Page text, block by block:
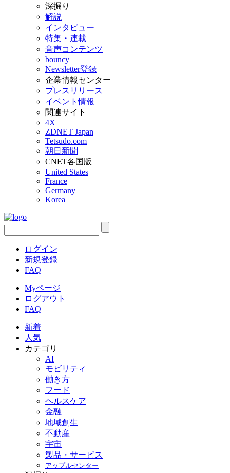
深掘り
解説
インタビュー
特集・連載
音声コンテンツ
bouncy
Newsletter登録
企業情報センター
プレスリリース
イベント情報
関連サイト
4X
ZDNET Japan
Tetsudo.com
朝日新聞
CNET各国版
United States
France
Germany
Korea
ログイン
新規登録
FAQ
Myページ
ログアウト
FAQ
新着
人気
カテゴリ
AI
モビリティ
働き方
フード
ヘルスケア
金融
地域創生
不動産
宇宙
製品・サービス
アップルセンター